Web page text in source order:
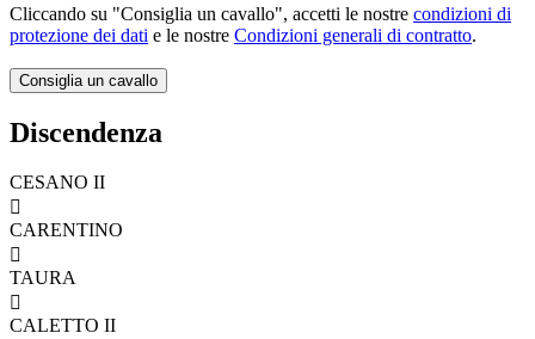
Cliccando su "Consiglia un cavallo", accetti le nostre condizioni di
protezione dei dati e le nostre Condizioni generali di contratto.
Discendenza
CESANO II

CARENTINO

TAURA

CALETTO II